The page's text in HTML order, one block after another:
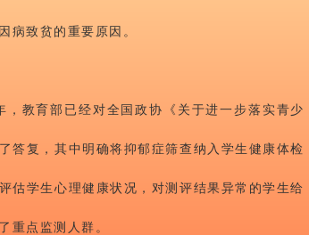
病致贫的重要原因。
，教育部已经对全国政协《关于进一步落实青少
答复，其中明确将抑郁症筛查纳入学生健康体检
估学生心理健康状况，对测评结果异常的学生给
重点监测人群。